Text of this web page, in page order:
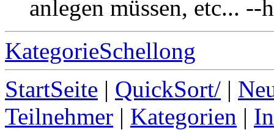
anlegen müssen, etc... --
KategorieSchellong
StartSeite | QuickSort/ |
Teilnehmer | Kategorien |